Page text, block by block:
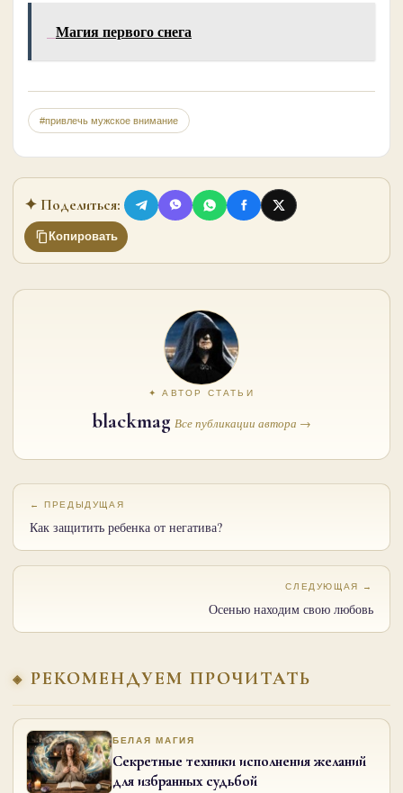
Магия первого снега
#привлечь мужское внимание
✦ Поделиться:
Копировать
✦ АВТОР СТАТЬИ
blackmag Все публикации автора →
← ПРЕДЫДУЩАЯ
Как защитить ребенка от негатива?
СЛЕДУЮЩАЯ →
Осенью находим свою любовь
РЕКОМЕНДУЕМ ПРОЧИТАТЬ
БЕЛАЯ МАГИЯ
Секретные техники исполнения желаний
для избранных судьбой